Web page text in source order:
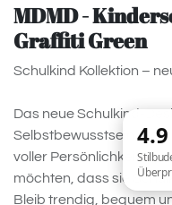
MDMD -
Graffiti Green
Schulkind Kollektion –
Das neue Schulkind-
Selbstbewusstsein in
voller Persönlichkeit –
möchten, dass sie
Bleib trendig, bequem